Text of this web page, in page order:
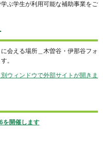
ぶ学生が利用可能な補助事業をご
会える場所＿木曽谷・伊那谷フォ
。
ウィンドウで外部サイトが開きま
を開催します